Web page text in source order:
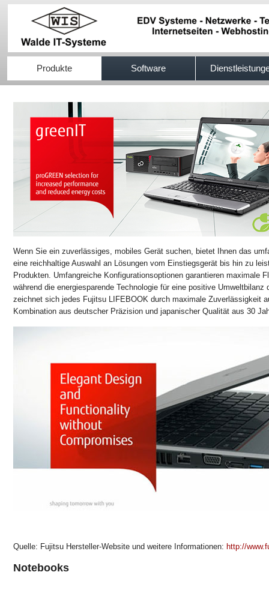
Produkte Software
Wenn Sie ein zuverlässiges, mobiles Gerät suchen, bietet Ihnen das
eine reichhaltige Auswahl an Lösungen vom Einstiegsgerät bis hin zu
Produkten. Umfangreiche Konfigurationsoptionen garantieren maximale
während die energiesparende Technologie für eine positive
zeichnet sich jedes Fujitsu LIFEBOOK durch maximale Zuverlässigkeit
Kombination aus deutscher Präzision und japanischer Qualität aus 30
Quelle: Fujitsu Hersteller-Website und weitere Informationen: http://
Notebooks